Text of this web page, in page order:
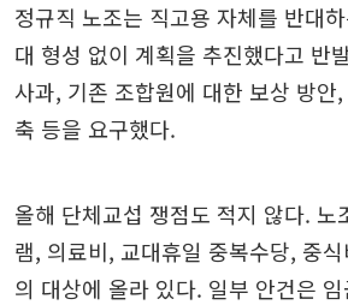
정규직 노조는 직고용 자체를 반대
대 형성 없이 계획을 추진했다고 반
사과, 기존 조합원에 대한 보상 방
축 등을 요구했다.
올해 단체교섭 쟁점도 적지 않다.
램, 의료비, 교대휴일 중복수당, 중
의 대상에 올라 있다. 일부 안건은